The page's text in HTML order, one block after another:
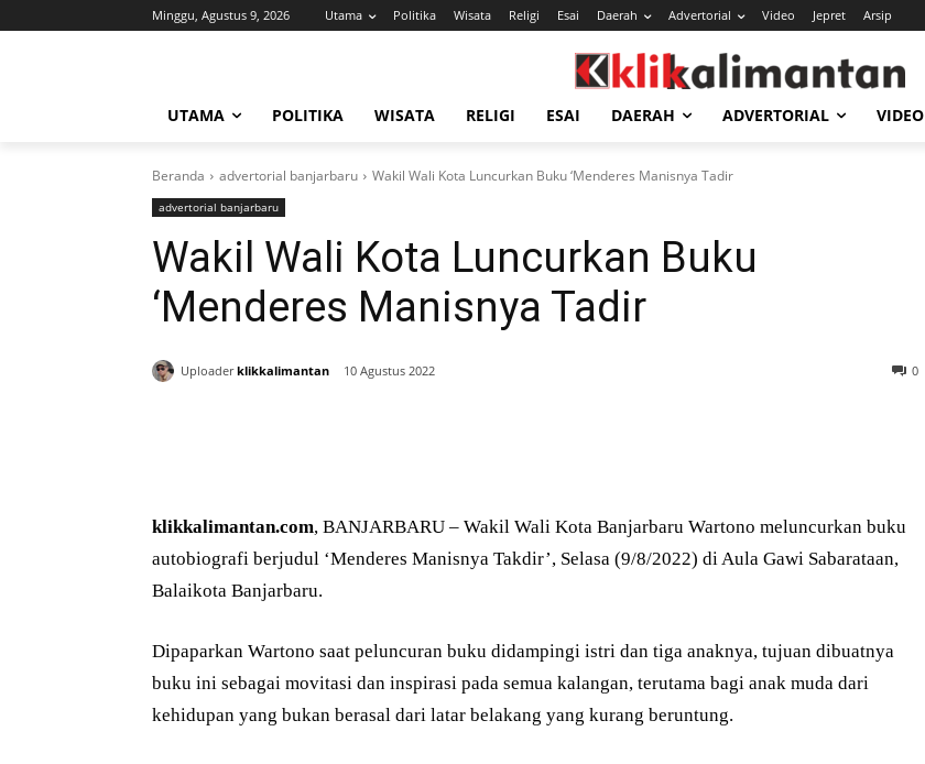
Minggu, Agustus 9, 2026 Utama Politika Wisata Religi Esai Daerah Advertorial Video Jepret Arsip
UTAMA POLITIKA WISATA RELIGI ESAI DAERAH ADVERTORIAL VIDEO
Beranda advertorial banjarbaru Wakil Wali Kota Luncurkan Buku ‘Menderes Manisnya Tadir
advertorial banjarbaru
Wakil Wali Kota Luncurkan Buku
‘Menderes Manisnya Tadir
Uploader klikkalimantan 10 Agustus 2022 0
klikkalimantan.com, BANJARBARU – Wakil Wali Kota Banjarbaru Wartono meluncurkan buku
autobiografi berjudul ‘Menderes Manisnya Takdir’, Selasa (9/8/2022) di Aula Gawi Sabarataan,
Balaikota Banjarbaru.
Dipaparkan Wartono saat peluncuran buku didampingi istri dan tiga anaknya, tujuan dibuatnya
buku ini sebagai movitasi dan inspirasi pada semua kalangan, terutama bagi anak muda dari
kehidupan yang bukan berasal dari latar belakang yang kurang beruntung.